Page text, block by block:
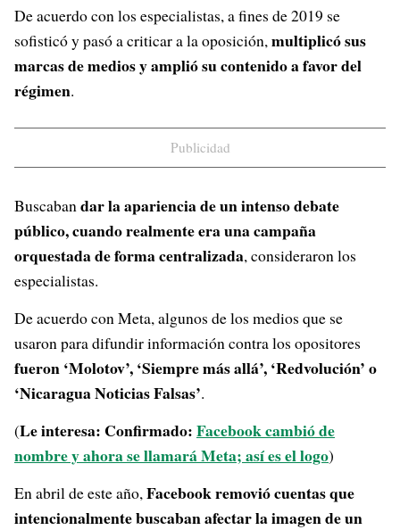
De acuerdo con los especialistas, a fines de 2019 se
sofisticó y pasó a criticar a la oposición,multiplicó sus
marcas de medios y amplió su contenido a favor del
régimen.
Publicidad
Buscabandar la apariencia de un intenso debate
público, cuando realmente era una campaña
orquestada de forma centralizada, consideraron los
especialistas.
De acuerdo con Meta, algunos de los medios que se
usaron para difundir información contra los opositores
fueron ‘Molotov’, ‘Siempre más allá’, ‘Redvolución’ o
‘Nicaragua Noticias Falsas’.
(Le interesa: Confirmado:Facebook cambió de
nombre y ahora se llamará Meta; así es el logo)
En abril de este año,Facebook removió cuentas que
intencionalmente buscaban afectar la imagen de un